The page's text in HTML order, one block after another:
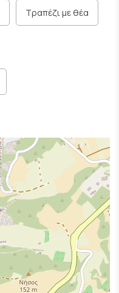
Τραπέζι με θέα